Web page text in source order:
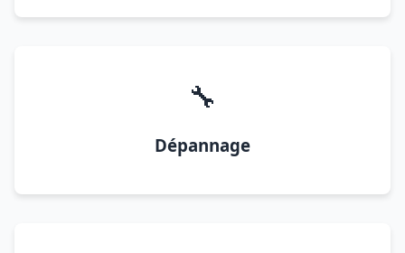
🔧
Dépannage